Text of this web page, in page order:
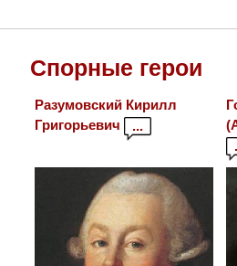
Спорные герои
Разумовский Кирилл
Григорьевич
...